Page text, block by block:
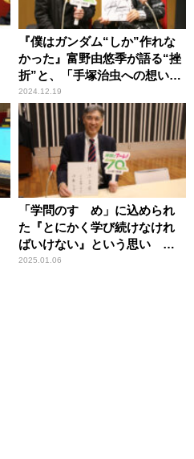
『僕はガンダム“しか”作れな
かった』富野由悠季が語る“挫
折”と、「手塚治虫への想い」
「第二次世界大戦の少年兵の
存在とアムロ」
2024.12.19
「学問のすゝめ」に込められ
た『とにかく学び続けなけれ
ばいけない』という思い 慶
應義塾長・伊藤公平が語る“学
2025.01.06